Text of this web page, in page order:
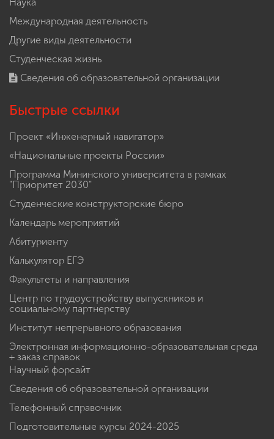
Международная деятельность
Другие виды деятельности
Студенческая жизнь
Сведения об образовательной организации
Быстрые ссылки
Проект «Инженерный навигатор»
«Национальные проекты России»
Программа Мининского университета в рамках
"Приоритет 2030"
Студенческие конструкторские бюро
Календарь мероприятий
Абитуриенту
Калькулятор ЕГЭ
Факультеты и направления
Центр по трудоустройству выпускников и
социальному партнерству
Институт непрерывного образования
Электронная информационно-образовательная среда
+ заказ справок
Научный форсайт
Сведения об образовательной организации
Телефонный справочник
Подготовительные курсы 2024-2025